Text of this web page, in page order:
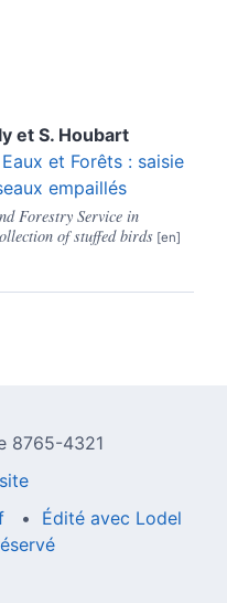
et S. Houbart
et Forêts : saisie
empaillés
Forestry Service in
of stuffed birds
8765-4321
Édité avec Lodel